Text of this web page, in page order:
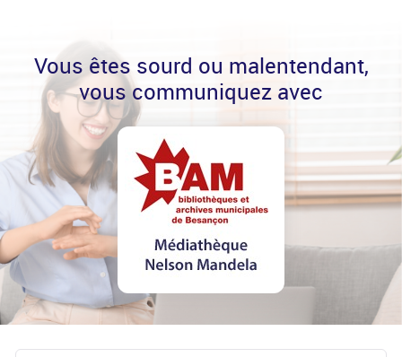
Vous êtes sourd ou malentendant,
vous communiquez avec